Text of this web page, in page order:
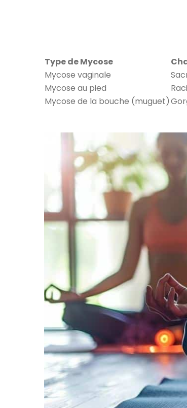
Type de Mycose
Mycose vaginale
Mycose au pied
Mycose de la bouche (muguet)